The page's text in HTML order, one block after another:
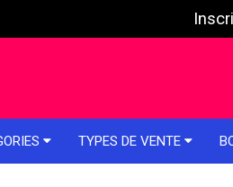
TYPES DE VENTE